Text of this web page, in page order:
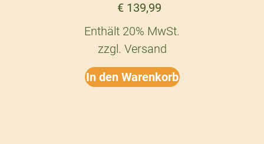
€ 139,99
Enthält 20% MwSt.
zzgl. Versand
In den Warenkorb